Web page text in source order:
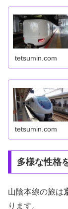
tetsumin.com
tetsumin.com
多様な性格
山陰本線の旅は
ります。